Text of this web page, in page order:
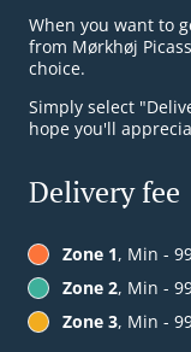
When you want to
from Mørkhøj
choice.
Simply select
hope you'll
Delivery fee
Zone 1, Min -
Zone 2, Min -
Zone 3, Min -